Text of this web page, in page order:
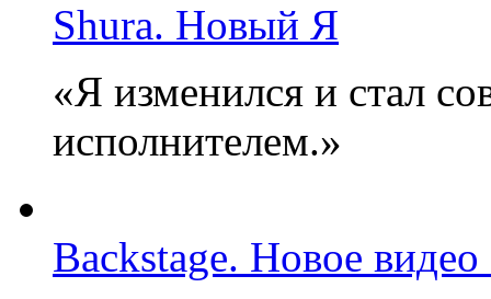
Shura. Новый Я
«Я изменился и стал
исполнителем.»
Backstage. Новое